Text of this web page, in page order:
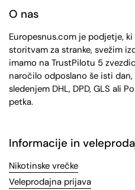
O nas
Europesnus.com je podjetje,
storitvam za stranke, svežim
imamo na TrustPilotu 5
naročilo odposlano še isti
sledenjem DHL, DPD, GLS ali
petka.
Informacije in
Nikotinske vrečke
Veleprodajna prijava